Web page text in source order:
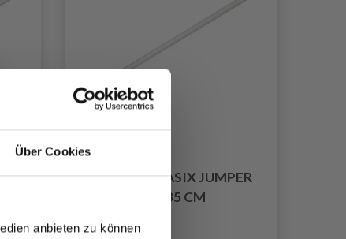
Über Cookies
anbieten zu können
KNITPRO BASIX JUMPER
PIN, 35 CM